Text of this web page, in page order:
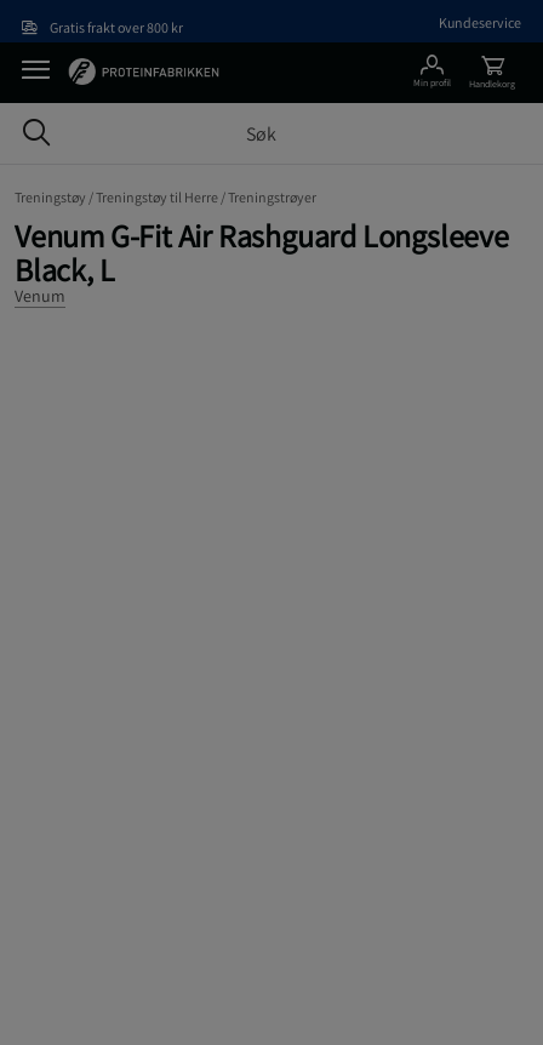
Gratis frakt over 800 kr Kundeservice
Min profil Handlekorg
Treningstøy /Treningstøy til Herre /Treningstrøyer
Venum G-Fit Air Rashguard Longsleeve
Black, L
Venum